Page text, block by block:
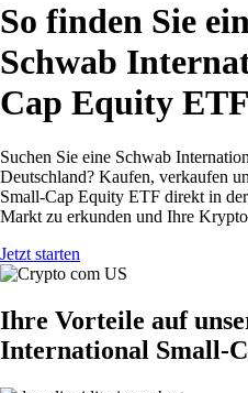
So finden Sie
Schwab
Cap Equity
Suchen Sie eine Schwab
Deutschland? Kaufen, verkaufen
Small-Cap Equity ETF direkt in
Markt zu erkunden und Ihre
Jetzt starten
Ihre Vorteile auf
International Small-